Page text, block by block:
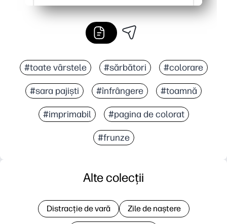
#toate vârstele #sărbători #colorare
#sara pajiști #înfrângere #toamnă
#imprimabil #pagina de colorat
#frunze
Alte colecții
Distracție de vară Zile de naștere